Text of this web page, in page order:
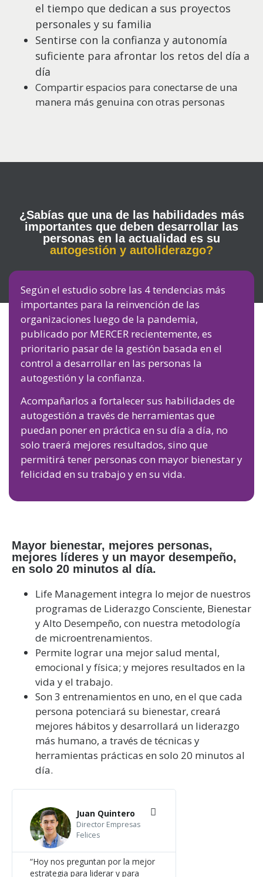
el tiempo que dedican a sus proyectos
personales y su familia
Sentirse con la confianza y autonomía
suficiente para afrontar los retos del día a
día
Compartir espacios para conectarse de una
manera más genuina con otras personas
¿Sabías que una de las habilidades más
importantes que deben desarrollar las
personas en la actualidad es su
autogestión y autoliderazgo?
Según el estudio sobre las 4 tendencias más
importantes para la reinvención de las
organizaciones luego de la pandemia,
publicado por MERCER recientemente, es
prioritario pasar de la gestión basada en el
control a desarrollar en las personas la
autogestión y la confianza.
Acompañarlos a fortalecer sus habilidades de
autogestión a través de herramientas que
puedan poner en práctica en su día a día, no
solo traerá mejores resultados, sino que
permitirá tener personas con mayor bienestar y
felicidad en su trabajo y en su vida.
Mayor bienestar, mejores personas,
mejores líderes y un mayor desempeño,
en solo 20 minutos al día.
Life Management integra lo mejor de nuestros
programas de Liderazgo Consciente, Bienestar
y Alto Desempeño, con nuestra metodología
de microentrenamientos.
Permite lograr una mejor salud mental,
emocional y física; y mejores resultados en la
vida y el trabajo.
Son 3 entrenamientos en uno, en el que cada
persona potenciará su bienestar, creará
mejores hábitos y desarrollará un liderazgo
más humano, a través de técnicas y
herramientas prácticas en solo 20 minutos al
día.
Juan Quintero
Director Empresas
Felices
“Hoy nos preguntan por la mejor
estrategia para liderar y para